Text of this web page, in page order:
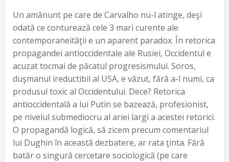
Un amănunt pe care de Carvalho nu-l atinge, deşi
odată ce conturează cele 3 mari curente ale
contemporaneităţii e un aparent paradox. În retorica
propagandei antioccidentale ale Rusiei, Occidentul e
acuzat tocmai de păcatul progresismului. Soros,
duşmanul ireductibil al USA, e văzut, fără a-l numi, ca
produsul toxic al Occidentului. Dece? Retorica
antioccidentală a lui Putin se bazează, profesionist,
pe nivelul submediocru al ariei largi a acestei retorici.
O propagandă logică, să zicem precum comentariul
lui Dughin în această dezbatere, ar rata ţinta. Fără
batăr o singură cercetare sociologică (pe care